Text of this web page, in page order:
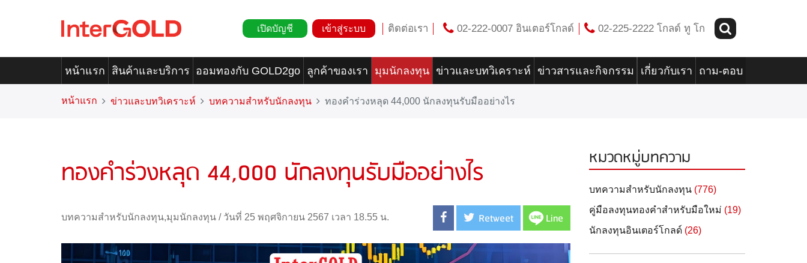
เปิดบัญชี เข้าสู่ระบบ ติดต่อเรา 02-222-0007 อินเตอร์โกลด์ 02-225-2222 โกลด์ ทู โก
หน้าแรก สินค้าและบริการ ออมทองกับ GOLD2go ลูกค้าของเรา มุมนักลงทุน ข่าวและบทวิเคราะห์ ข่าวสารและกิจกรรม เกี่ยวกับเรา ถาม-ตอบ
หน้าแรก ข่าวและบทวิเคราะห์ บทความสำหรับนักลงทุน ทองคำร่วงหลุด 44,000 นักลงทุนรับมืออย่างไร
ทองคำร่วงหลุด 44,000 นักลงทุนรับมืออย่างไร
บทความสำหรับนักลงทุน,มุมนักลงทุน / วันที่ 25 พฤศจิกายน 2567 เวลา 18.55 น. Retweet Line
หมวดหมู่บทความ
บทความสำหรับนักลงทุน (776)
คู่มือลงทุนทองคำสำหรับมือใหม่ (19)
นักลงทุนอินเตอร์โกลด์ (26)